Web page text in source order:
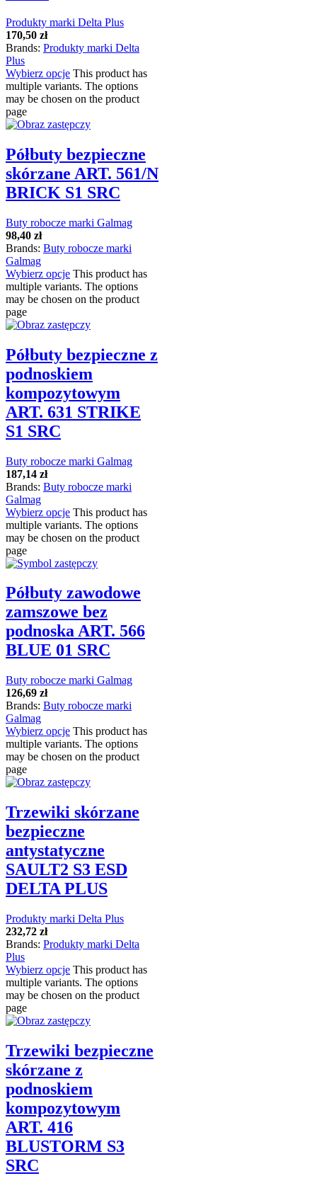
Produkty marki Delta Plus
170,50 zł
Brands: Produkty marki Delta
Plus
Wybierz opcje This product has
multiple variants. The options
may be chosen on the product
page
Półbuty bezpieczne
skórzane ART. 561/N
BRICK S1 SRC
Buty robocze marki Galmag
98,40 zł
Brands: Buty robocze marki
Galmag
Wybierz opcje This product has
multiple variants. The options
may be chosen on the product
page
Półbuty bezpieczne z
podnoskiem
kompozytowym
ART. 631 STRIKE
S1 SRC
Buty robocze marki Galmag
187,14 zł
Brands: Buty robocze marki
Galmag
Wybierz opcje This product has
multiple variants. The options
may be chosen on the product
page
Półbuty zawodowe
zamszowe bez
podnoska ART. 566
BLUE 01 SRC
Buty robocze marki Galmag
126,69 zł
Brands: Buty robocze marki
Galmag
Wybierz opcje This product has
multiple variants. The options
may be chosen on the product
page
Trzewiki skórzane
bezpieczne
antystatyczne
SAULT2 S3 ESD
DELTA PLUS
Produkty marki Delta Plus
232,72 zł
Brands: Produkty marki Delta
Plus
Wybierz opcje This product has
multiple variants. The options
may be chosen on the product
page
Trzewiki bezpieczne
skórzane z
podnoskiem
kompozytowym
ART. 416
BLUSTORM S3
SRC